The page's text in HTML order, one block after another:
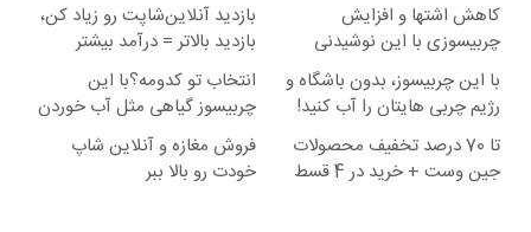
کاهش اشتها و افزایش
چربیسوزی با این نوشیدنی
لاغری
بازدید آنلاین‌شاپت رو زیاد کن،
بازدید بالاتر = درآمد بیشتر
با این چربیسوز، بدون باشگاه و
رژیم چربی هایتان را آب کنید!
انتخاب تو کدومه؟با این
چربیسوز گیاهی مثل آب خوردن
لاغر شو!خرید60%تخفیف
تا 70 درصد تخفیف محصولات
جین وست + خرید در 4 قسط
فروش مغازه و آنلاین شاپ
خودت رو بالا ببر